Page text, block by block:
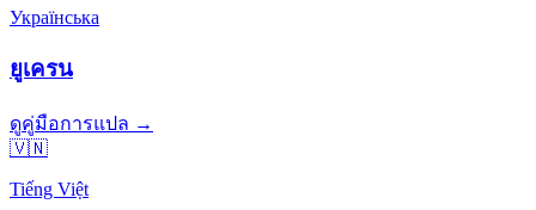
Українська
ยูเครน
ดูคู่มือการแปล →
🇻🇳
Tiếng Việt